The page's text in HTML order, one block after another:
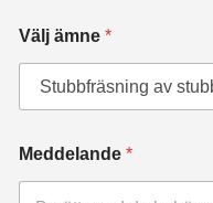
Välj ämne *
Meddelande *